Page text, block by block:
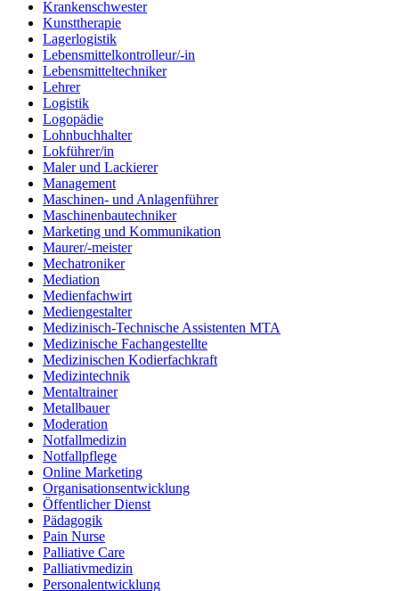
Krankenschwester
Kunsttherapie
Lagerlogistik
Lebensmittelkontrolleur/-in
Lebensmitteltechniker
Lehrer
Logistik
Logopädie
Lohnbuchhalter
Lokführer/in
Maler und Lackierer
Management
Maschinen- und Anlagenführer
Maschinenbautechniker
Marketing und Kommunikation
Maurer/-meister
Mechatroniker
Mediation
Medienfachwirt
Mediengestalter
Medizinisch-Technische Assistenten MTA
Medizinische Fachangestellte
Medizinischen Kodierfachkraft
Medizintechnik
Mentaltrainer
Metallbauer
Moderation
Notfallmedizin
Notfallpflege
Online Marketing
Organisationsentwicklung
Öffentlicher Dienst
Pädagogik
Pain Nurse
Palliative Care
Palliativmedizin
Personalentwicklung